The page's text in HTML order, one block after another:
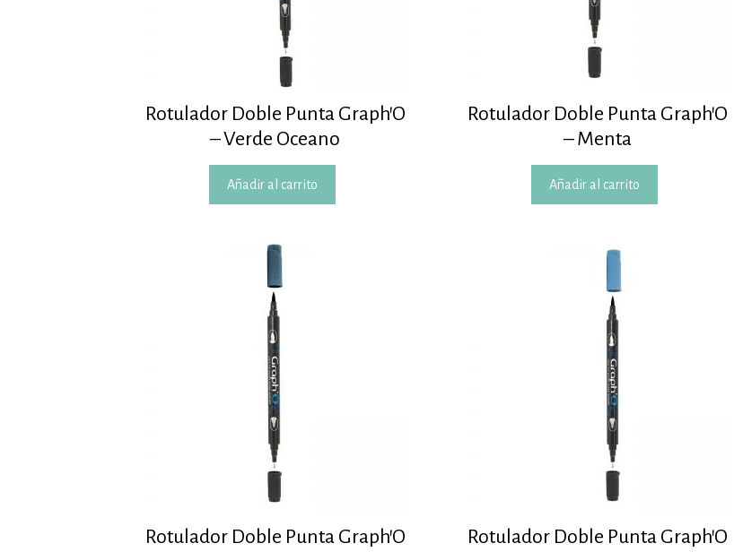
Rotulador Doble Punta Graph’O
– Verde Oceano
Añadir al carrito
Rotulador Doble Punta Graph’O
– Menta
Añadir al carrito
Rotulador Doble Punta Graph’O
Rotulador Doble Punta Graph’O